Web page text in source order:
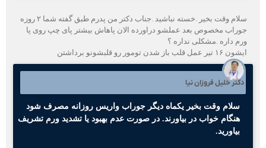
سلام وقت بخیر .خسته نباشید .جناب دکتر من پدرم طبق گفته شما ۲ روزه
جوراب مخصوص بعد عملشو دراورده الان پاهاش بیشتر پای چپ روی پا
ورم داره .مشکلی نداره ؟
ایشون ۱۶ تیر عمل قلب باز شدن تومور رو قلبشونو برداشتن
دکتر خلیل فروزان نیا
سلام وقت بخیر یکماه دیگر جوراب واریس روزانه مصرف شود
هنگام خواب در بیاورند. در صورت عدم بهبود یا تشدید ورم تشریف
بیاورید.